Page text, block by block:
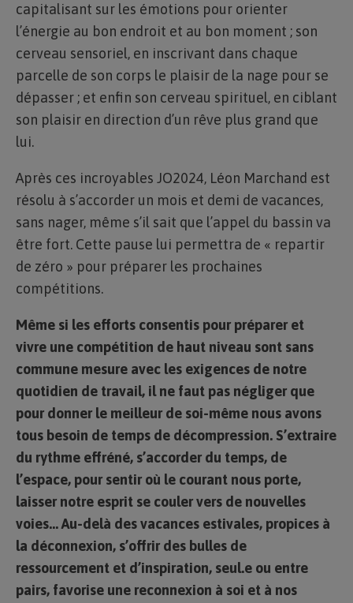
capitalisant sur les émotions pour orienter
l’énergie au bon endroit et au bon moment ; son
cerveau sensoriel, en inscrivant dans chaque
parcelle de son corps le plaisir de la nage pour se
dépasser ; et enfin son cerveau spirituel, en ciblant
son plaisir en direction d’un rêve plus grand que
lui.
Après ces incroyables JO2024, Léon Marchand est
résolu à s’accorder un mois et demi de vacances,
sans nager, même s’il sait que l’appel du bassin va
être fort. Cette pause lui permettra de « repartir
de zéro » pour préparer les prochaines
compétitions.
Même si les efforts consentis pour préparer et
vivre une compétition de haut niveau sont sans
commune mesure avec les exigences de notre
quotidien de travail, il ne faut pas négliger que
pour donner le meilleur de soi-même nous avons
tous besoin de temps de décompression. S’extraire
du rythme effréné, s’accorder du temps, de
l’espace, pour sentir où le courant nous porte,
laisser notre esprit se couler vers de nouvelles
voies… Au-delà des vacances estivales, propices à
la déconnexion, s’offrir des bulles de
ressourcement et d’inspiration, seul.e ou entre
pairs, favorise une reconnexion à soi et à nos